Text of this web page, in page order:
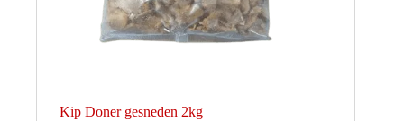
Kip Doner gesneden 2kg